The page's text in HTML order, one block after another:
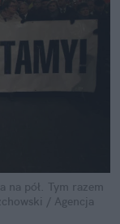
na pół. Tym razem
/ Agencja